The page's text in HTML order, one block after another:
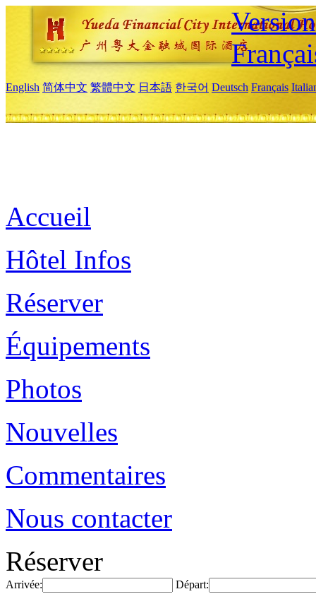
English 简体中文 繁體中文 日本語 한국어 Deutsch Français
Accueil
Hôtel Infos
Réserver
Équipements
Photos
Nouvelles
Commentaires
Nous contacter
Réserver
Arrivée: Départ: